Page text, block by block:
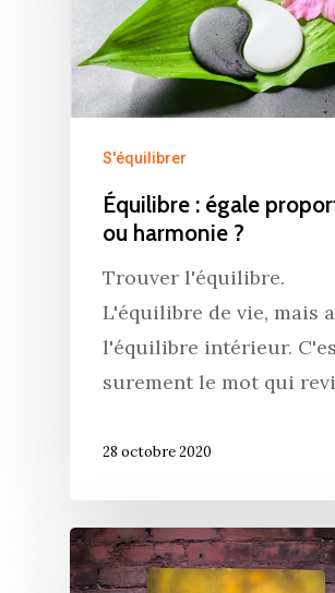
S'équilibrer
Équilibre : égale
ou harmonie ?
Trouver l'équilibre.
L'équilibre de vie, mais
l'équilibre intérieur.
surement le mot qui
28 octobre 2020